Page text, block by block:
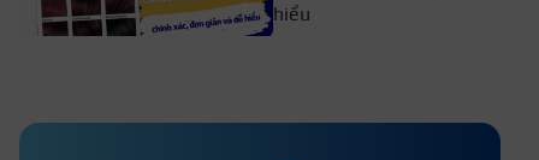
hiểu